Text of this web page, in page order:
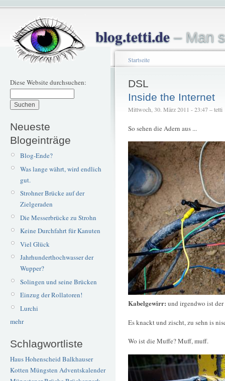
blog.tetti.de– Man
Diese Website durchsuchen:
Neueste
Blogeinträge
Blog-Ende?
Was lange währt, wird endlich
gut.
Strohner Brücke auf der
Zielgeraden
Die Messerbrücke zu Strohn
Keine Durchfahrt für Kanuten
Viel Glück
Jahrhunderthochwasser der
Wupper?
Solingen und seine Brücken
Einzug der Rollatoren!
Lurchi
mehr
Schlagwortliste
Haus Hohenscheid Balkhauser
Kotten Müngsten Adventskalender
Startseite
DSL
Inside the Internet
Mittwoch, 30. März 2011 - 23:47 – tetti
So sehen die Adern aus ...
Kabelgewirr: und irgendwo ist der
Es knackt und zischt, zu sehn is
Wo ist die Muffe? Muff, muff.